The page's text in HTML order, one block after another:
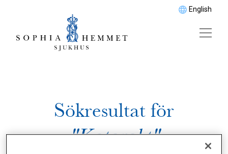
English
Sökresultat för
"Katarakt"